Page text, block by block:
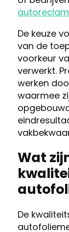
De keuze
van de
voorkeur
verwerkt.
werken
waarmee
Wat
De